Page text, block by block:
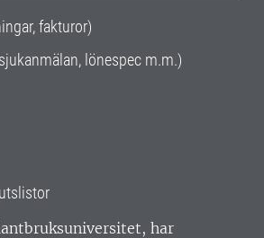
fakturor)
lönespec m.m.)
har